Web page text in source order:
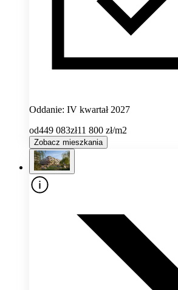
Oddanie: IV kwartał 2027
od449 083zł11 800 zł/m2
Zobacz mieszkania